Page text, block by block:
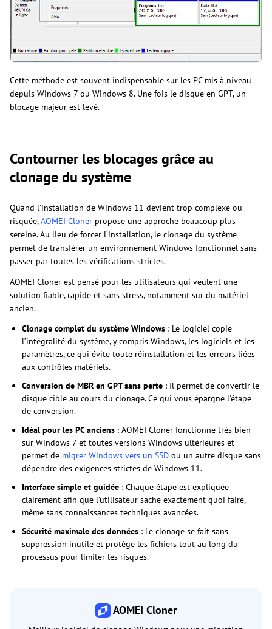
Cette méthode est souvent indispensable sur les PC mis à niveau
depuis Windows 7 ou Windows 8. Une fois le disque en GPT, un
blocage majeur est levé.
Contourner les blocages grâce au
clonage du système
Quand l’installation de Windows 11 devient trop complexe ou
risquée,AOMEI Cloner propose une approche beaucoup plus
sereine. Au lieu de forcer l’installation, le clonage du système
permet de transférer un environnement Windows fonctionnel sans
passer par toutes les vérifications strictes.
AOMEI Cloner est pensé pour les utilisateurs qui veulent une
solution fiable, rapide et sans stress, notamment sur du matériel
ancien.
Clonage complet du système Windows : Le logiciel copie
l’intégralité du système, y compris Windows, les logiciels et les
paramètres, ce qui évite toute réinstallation et les erreurs liées
aux contrôles matériels.
Conversion de MBR en GPT sans perte : Il permet de convertir le
disque cible au cours du clonage. Ce qui vous épargne l'étape
de conversion.
Idéal pour les PC anciens : AOMEI Cloner fonctionne très bien
sur Windows 7 et toutes versions Windows ultérieures et
permet de migrer Windows vers un SSD ou un autre disque sans
dépendre des exigences strictes de Windows 11.
Interface simple et guidée : Chaque étape est expliquée
clairement afin que l’utilisateur sache exactement quoi faire,
même sans connaissances techniques avancées.
Sécurité maximale des données : Le clonage se fait sans
suppression inutile et protège les fichiers tout au long du
processus pour limiter les risques.
AOMEI Cloner